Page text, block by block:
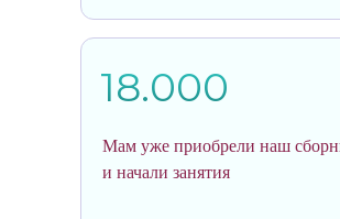
Мам уже приобрели наш
и начали занятия
18.000